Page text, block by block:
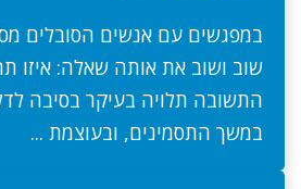
במפגשים עם אנשים הסובלים
שוב ושוב את אותה שאלה: איזו
התשובה תלויה בעיקר בסיבה
במשך התסמינים, ובעוצמת ...